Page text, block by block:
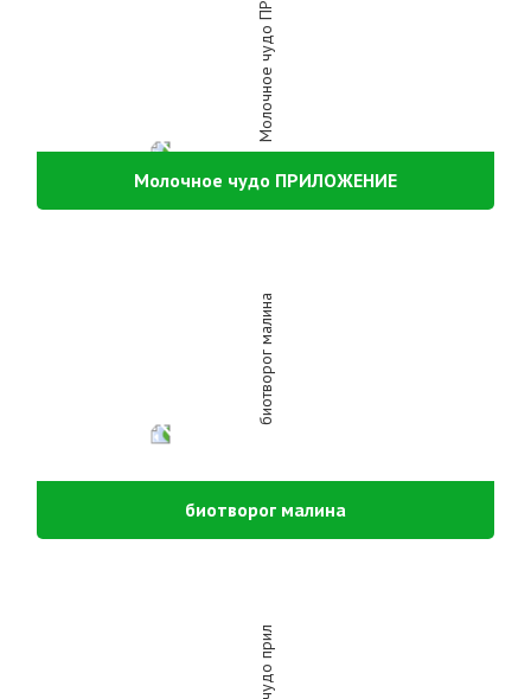
Молочное чудо ПРИЛОЖЕНИЕ
биотворог малина